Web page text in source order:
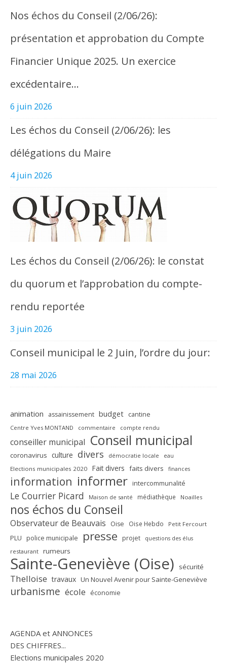
Nos échos du Conseil (2/06/26):
présentation et approbation du Compte
Financier Unique 2025. Un exercice
excédentaire…
6 juin 2026
Les échos du Conseil (2/06/26): les
délégations du Maire
4 juin 2026
Les échos du Conseil (2/06/26): le constat
du quorum et l’approbation du compte-
rendu reportée
3 juin 2026
Conseil municipal le 2 Juin, l’ordre du jour:
28 mai 2026
animation assainissement budget cantine
Centre Yves MONTAND commentaire compte rendu
conseiller municipal Conseil municipal
coronavirus culture divers démocratie locale eau
Elections municipales 2020 Fait divers faits divers finances
information informer intercommunalité
Le Courrier Picard Maison de santé médiathèque Noailles
nos échos du Conseil
Observateur de Beauvais Oise Oise Hebdo Petit Fercourt
PLU police municipale presse projet questions des élus
restaurant rumeurs
Sainte-Geneviève (Oise) sécurité
Thelloise travaux Un Nouvel Avenir pour Sainte-Geneviève
urbanisme école économie
AGENDA et ANNONCES
DES CHIFFRES...
Elections municipales 2020